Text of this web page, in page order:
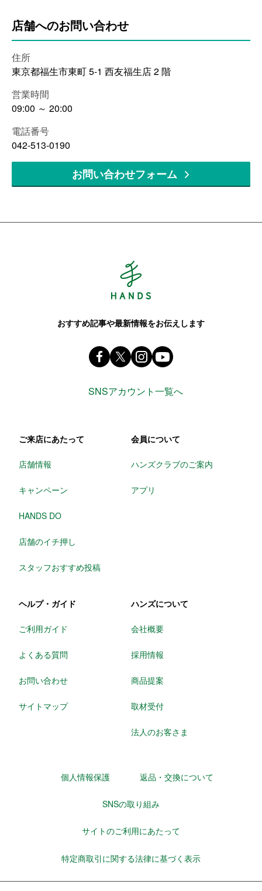
店舗へのお問い合わせ
住所
東京都福生市東町 5-1 西友福生店 2 階
営業時間
09:00 ～ 20:00
電話番号
042-513-0190
お問い合わせフォーム
おすすめ記事や最新情報をお伝えします
Facebook ハンズ公式ファンページ
X(旧 twitter) @Hands_official_
instagram
SNSアカウント一覧へ
ご来店にあたって
店舗情報
キャンペーン
HANDS DO
店舗のイチ押し
スタッフおすすめ投稿
会員について
ハンズクラブのご案内
アプリ
ヘルプ・ガイド
ご利用ガイド
よくある質問
お問い合わせ
サイトマップ
ハンズについて
会社概要
採用情報
商品提案
取材受付
法人のお客さま
個人情報保護 返品・交換について
SNSの取り組み
サイトのご利用にあたって
特定商取引に関する法律に基づく表示